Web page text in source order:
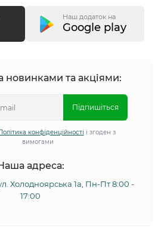
Наш додаток на
Google play
новинками та акціями:
Підпишіться
конфіденційності і згоден з
вимогами
адреса:
Холодноярська 1а, Пн-Пт 8:00 -
17:00